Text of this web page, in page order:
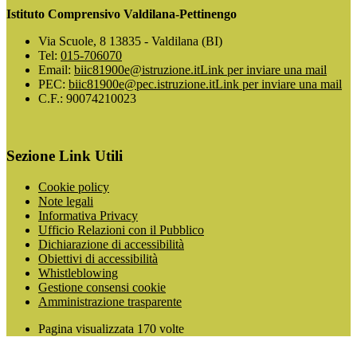
Istituto Comprensivo Valdilana-Pettinengo
Via Scuole, 8 13835 - Valdilana (BI)
Tel: 015-706070
Email: biic81900e@istruzione.itLink per inviare una mail
PEC: biic81900e@pec.istruzione.itLink per inviare una mail
C.F.: 90074210023
Sezione Link Utili
Cookie policy
Note legali
Informativa Privacy
Ufficio Relazioni con il Pubblico
Dichiarazione di accessibilità
Obiettivi di accessibilità
Whistleblowing
Gestione consensi cookie
Amministrazione trasparente
Pagina visualizzata 170 volte